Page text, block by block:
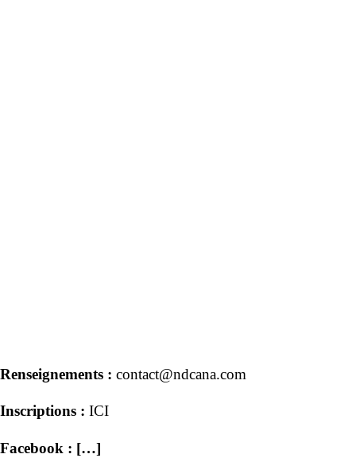
Renseignements : contact@ndcana.com
Inscriptions : ICI
Facebook : […]